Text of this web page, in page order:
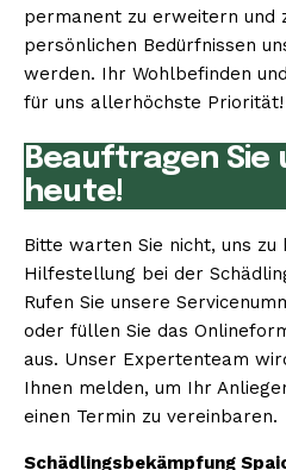
permanent zu erweitern und
persönlichen Bedürfnissen
werden. Ihr Wohlbefinden
für uns allerhöchste Priorität!
Beauftragen Sie
heute!
Bitte warten Sie nicht, uns
Hilfestellung bei der
Rufen Sie unsere
oder füllen Sie das
aus. Unser Expertenteam
Ihnen melden, um Ihr
einen Termin zu vereinbaren.
Schädlingsbekämpfung